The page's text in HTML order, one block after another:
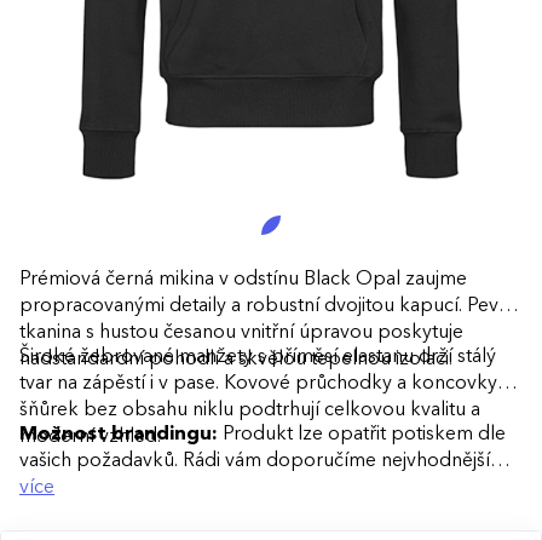
Prémiová černá mikina v odstínu Black Opal zaujme
propracovanými detaily a robustní dvojitou kapucí. Pevná
tkanina s hustou česanou vnitřní úpravou poskytuje
nadstandardní pohodlí a skvělou tepelnou izolaci.
Široké žebrované manžety s příměsí elastanu drží stálý
tvar na zápěstí i v pase. Kovové průchodky a koncovky
šňůrek bez obsahu niklu podtrhují celkovou kvalitu a
moderní vzhled.
Možnost brandingu: Produkt lze opatřit potiskem dle
vašich požadavků. Rádi vám doporučíme nejvhodnější
technologii potisku s ohledem na design i váš rozpočet.
více